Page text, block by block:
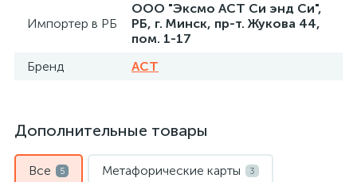
Импортер в РБ
ООО "Эксмо АСТ Си энд Си",
РБ, г. Минск, пр-т. Жукова 44,
пом. 1-17
Бренд
АСТ
Дополнительные товары
Все 5 Метафорические карты 3